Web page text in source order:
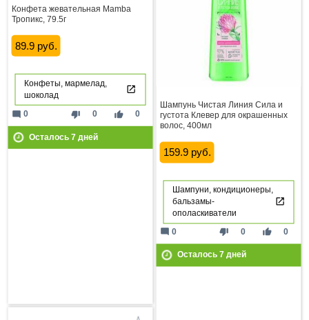
Конфета жевательная Mamba
Тропикс, 79.5г
89.9 руб.
Конфеты, мармелад,
шоколад
thumb_down 0 thumb_up 0
mode_comment 0
Осталось 7дней
Шампунь Чистая Линия Сила и
густота Клевер для окрашенных
волос, 400мл
159.9 руб.
Шампуни, кондиционеры,
бальзамы-
ополаскиватели
thumb_down 0 thumb_up 0
mode_comment 0
Осталось 7дней